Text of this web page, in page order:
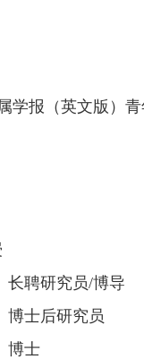
学报（英文版）
聘研究员/博导
士后研究员
博士